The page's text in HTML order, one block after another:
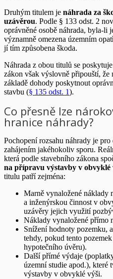
Druhým titulem je náhrada za
uzávěrou. Podle § 133 odst. 2
oprávněné osobě náhrada, byla-li
významně omezena územním
jí tím způsobena škoda.
Náhrada z obou titulů se
zákon však výslovně připouští, že
základě dohody poskytnout
stavbu (§ 135 odst. 1).
Co přesně lze
hranice náhrady?
Pochopení rozsahu náhrady je
zahájením jakéhokoliv sporu.
která podle stavebního zákona
na přípravu výstavby v obvyklé
titulu patří zejména:
Marně vynaložené náklady
a inženýrskou činnost v
uzávěry jejich využití
Náklady vynaložené přímo
Snížení hodnoty pozemku,
tehdy, pokud tento
hypotečního úvěru).
Další přímé výdaje
územní studie apod.), které
výstavby v obvyklé výši.